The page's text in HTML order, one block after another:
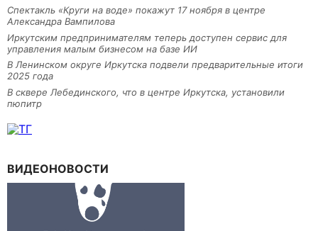
Спектакль «Круги на воде» покажут 17 ноября в центре
Александра Вампилова
Иркутским предпринимателям теперь доступен сервис для
управления малым бизнесом на базе ИИ
В Ленинском округе Иркутска подвели предварительные итоги
2025 года
В сквере Лебединского, что в центре Иркутска, установили
пюпитр
ВИДЕОНОВОСТИ